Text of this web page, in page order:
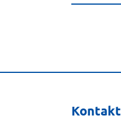
Kontakt